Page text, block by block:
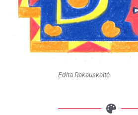
Edita Rakauskaitė